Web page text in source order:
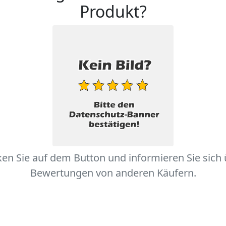
Produkt?
Sie auf dem Button und informieren Sie sich
Bewertungen von anderen Käufern.